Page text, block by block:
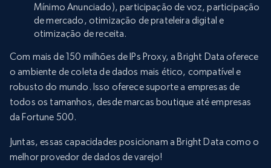
Mínimo Anunciado), participação de voz, participação
de mercado, otimização de prateleira digital e
otimização de receita.
Com mais de 150 milhões de IPs Proxy, a Bright Data oferece
o ambiente de coleta de dados mais ético, compatível e
robusto do mundo. Isso oferece suporte a empresas de
todos os tamanhos, desde marcas boutique até empresas
da Fortune 500.
Juntas, essas capacidades posicionam a Bright Data como o
melhor provedor de dados de varejo!